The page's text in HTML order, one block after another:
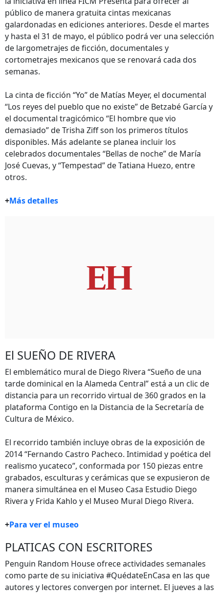
público de manera gratuita cintas mexicanas
galardonadas en ediciones anteriores. Desde el martes
y hasta el 31 de mayo, el público podrá ver una selección
de largometrajes de ficción, documentales y
cortometrajes mexicanos que se renovará cada dos
semanas.
La cinta de ficción “Yo” de Matías Meyer, el documental
“Los reyes del pueblo que no existe” de Betzabé García y
el documental tragicómico “El hombre que vio
demasiado” de Trisha Ziff son los primeros títulos
disponibles. Más adelante se planea incluir los
celebrados documentales “Bellas de noche” de María
José Cuevas, y “Tempestad” de Tatiana Huezo, entre
otros.
+Más detalles
El SUEÑO DE RIVERA
El emblemático mural de Diego Rivera “Sueño de una
tarde dominical en la Alameda Central” está a un clic de
distancia para un recorrido virtual de 360 grados en la
plataforma Contigo en la Distancia de la Secretaría de
Cultura de México.
El recorrido también incluye obras de la exposición de
2014 “Fernando Castro Pacheco. Intimidad y poética del
realismo yucateco”, conformada por 150 piezas entre
grabados, esculturas y cerámicas que se expusieron de
manera simultánea en el Museo Casa Estudio Diego
Rivera y Frida Kahlo y el Museo Mural Diego Rivera.
+Para ver el museo
PLATICAS CON ESCRITORES
Penguin Random House ofrece actividades semanales
como parte de su iniciativa #QuédateEnCasa en las que
autores y lectores convergen por internet. El jueves a las